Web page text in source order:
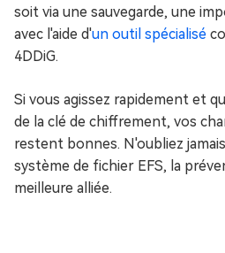
soit via une sauvegarde, une
avec l'aide d'un outil spécialisé
4DDiG.
Si vous agissez rapidement et
de la clé de chiffrement, vos
restent bonnes. N'oubliez
système de fichier EFS, la
meilleure alliée.